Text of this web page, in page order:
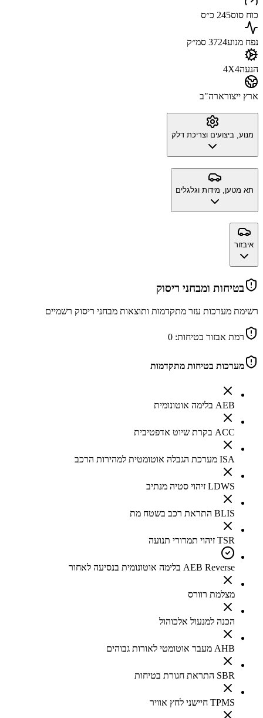
כוח סוס245 כ״ס
נפח מנוע3724 סמ״ק
הנעה4X4
ארץ ייצורארה"ב
מנוע, ביצועים וצריכת דלק
תא מטען, מידות וגלגלים
איבזור
בטיחות ומבחני ריסוק
רשימת מערכות עזר מתקדמות ותוצאות מבחני ריסוק רשמיים
רמת אבזור בטיחות: 0
מערכות בטיחות מתקדמות
AEB בלימה אוטונומית
ACC בקרת שיוט אדפטיבית
ISA מערכת הגבלה אוטומטית למהירות הרכב
LDWS זיהוי סטיה מנתיב
BLIS התראת רכב בשטח מת
TSR זיהוי תמרורי תנועה
AEB Reverse בלימה אוטונומית בנסיעה לאחור
מצלמת רוורס
הכנה למנעול אלכוהול
AHB מעבר אוטומטי לאורות גבוהים
SBR התראת חגורת בטיחות
TPMS חיישני לחץ אוויר